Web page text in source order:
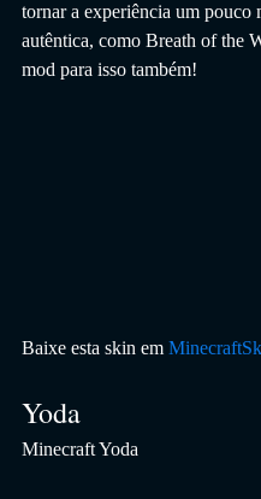
tornar a experiência um pouco
autêntica, como Breath of the
mod para isso também!
Baixe esta skin em
Yoda
Minecraft Yoda